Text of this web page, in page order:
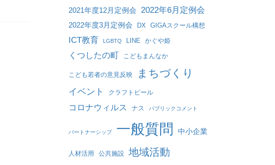
2021年度12月定例会 2022年6月定例会
2022年度3月定例会 DX GIGAスクール構想
ICT教育 LGBTQ LINE かぐや姫
くつしたの町 こどもまんなか
こども若者の意見反映 まちづくり
イベント クラフトビール
コロナウィルス ナス パブリックコメント
パートナーシップ 一般質問 中小企業
人材活用 公共施設
地域活動